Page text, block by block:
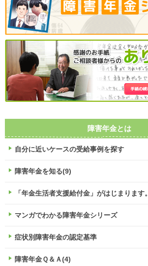
障害年金とは
自分に近いケースの受給事例を探す
障害年金を知る(9)
「年金生活者支援給付金」がはじまります。
マンガでわかる障害年金シリーズ
症状別障害年金の認定基準
障害年金Ｑ＆Ａ(4)